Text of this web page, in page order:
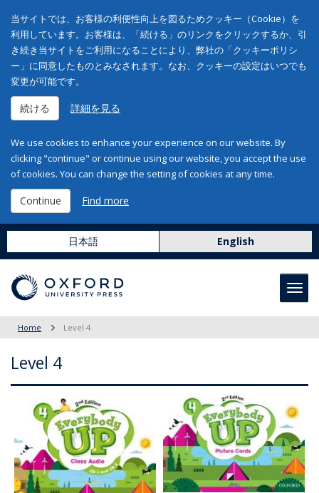
当サイトでは、お客様の利便性向上を図るためクッキー（Cookie）を
利用しています。お客様は、「続ける」のリンクをクリックするか、引
き続き当サイトをご利用になることにより、弊社の「クッキーポリシ
ー」に同意したものとみなされます。なお、クッキーの設定はいつでも
変更が可能です。
続ける 詳細を見る
We use cookies to enhance your experience on our website. By
clicking "continue" or continue using our website, you accept the use
of cookies. You can change the setting of cookies at any time.
Continue Find more
日本語 English
Home Level 4
Level 4